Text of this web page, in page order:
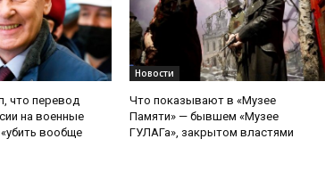
что перевод
на военные
вообще
Новости
Что показывают в «Музее
Памяти» — бывшем «Музее
ГУЛАГа», закрытом властями